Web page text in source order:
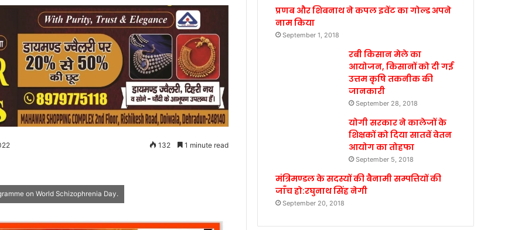
132 1 minute read
on World Schizophrenia Day.
प्रणब और शिबनाथ ने कपल इवेंट का गोल्ड अपने
नाम किया
September 1, 2018
रबी किसान मेले का
आयोजन, किसानों को दी गई
उत्तम कृषि तकनीक की
जानकारी
September 28, 2018
योगी सरकार ने कालेजों के
शिक्षकों को दिया सातवें वेतन
आयोग का तोहफा
September 5, 2018
मंत्रिमण्डल के सदस्यों की बैनामी सम्पत्तियों की
जाँच हो:रघुनाथ सिंह नेगी
September 20, 2018